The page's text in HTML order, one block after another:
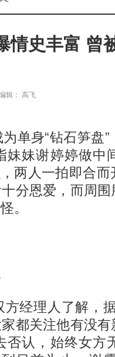
情史丰富 曾
辑： 高飞
身“钻石笋盘”
妹妹谢婷婷做中
两人一拍即合
分恩爱，而周
。
理人了解，据
都关注他有没
否认，始终女方